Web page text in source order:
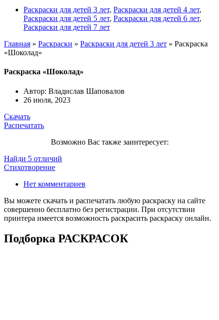
Раскраски для детей 3 лет, Раскраски для детей 4 лет,
Раскраски для детей 5 лет, Раскраски для детей 6 лет,
Раскраски для детей 7 лет
Главная » Раскраски » Раскраски для детей 3 лет » Раскраска
«Шоколад»
Раскраска «Шоколад»
Автор: Владислав Шаповалов
26 июля, 2023
Скачать
Распечатать
Возможно Вас также заинтересует:
Найди 5 отличий
Стихотворение
Нет комментариев
Вы можете скачать и распечатать любую раскраску на сайте
совершенно бесплатно без регистрации. При отсутствии
принтера имеется возможность раскрасить раскраску онлайн.
Подборка РАСКРАСОК